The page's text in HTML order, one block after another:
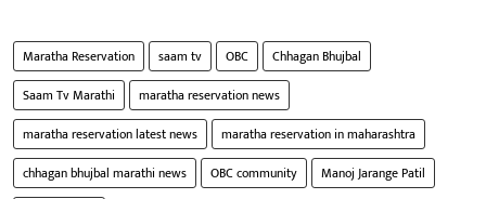
Maratha Reservation saam tv OBC
Chhagan Bhujbal
Saam Tv Marathi
maratha reservation news
maratha reservation latest news
maratha reservation in maharashtra
chhagan bhujbal marathi news
OBC community
Manoj Jarange Patil